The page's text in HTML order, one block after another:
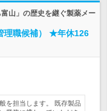
山」の歴史を継ぐ製薬メー
理職候補） ★年休126
を担当します。 既存製品